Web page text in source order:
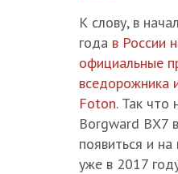
К слову, в
года в России
официальные
вседорожника
Foton. Так что
Borgward BX7
появиться и
уже в 2017